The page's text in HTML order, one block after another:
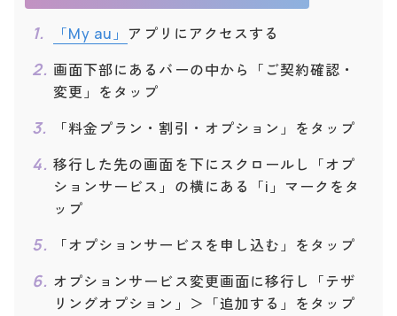
「My au」 アプリにアクセスする
画面下部にあるバーの中から「ご契約確認・
変更」をタップ
「料金プラン・割引・オプション」をタップ
移行した先の画面を下にスクロールし「オプ
ションサービス」の横にある「i」マークをタ
ップ
「オプションサービスを申し込む」をタップ
オプションサービス変更画面に移行し「テザ
リングオプション」＞「追加する」をタップ